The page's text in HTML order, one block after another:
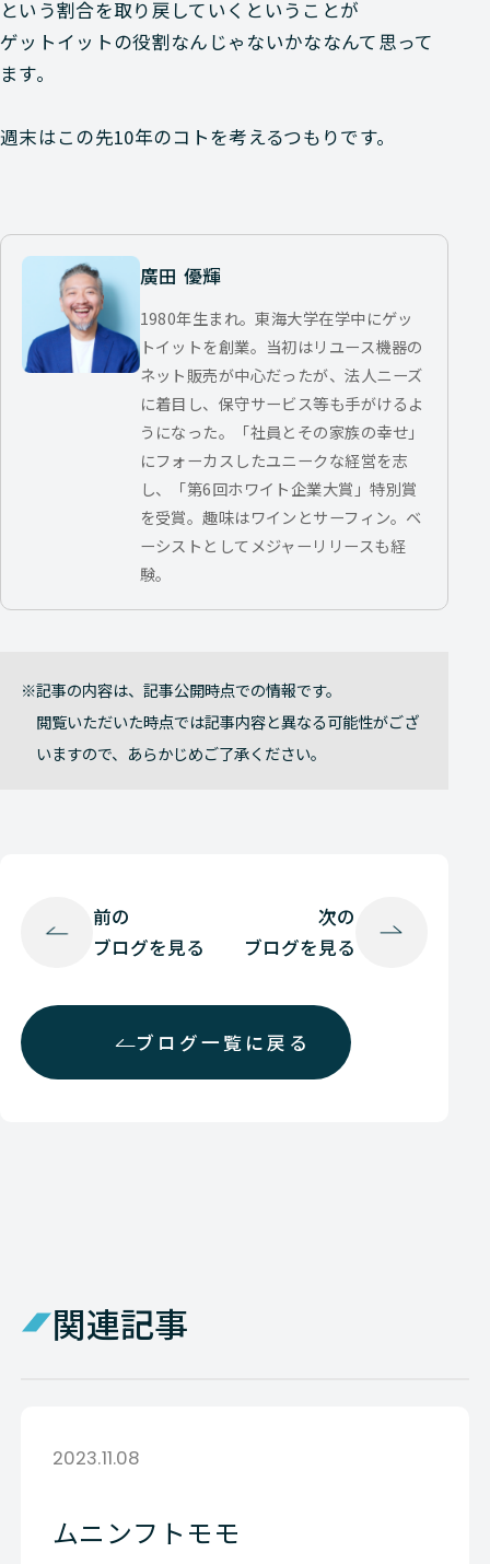
という割合を取り戻していくということが
ゲットイットの役割なんじゃないかななんて思って
ます。
週末はこの先10年のコトを考えるつもりです。
廣田 優輝
1980年生まれ。東海大学在学中にゲッ
トイットを創業。当初はリユース機器の
ネット販売が中心だったが、法人ニーズ
に着目し、保守サービス等も手がけるよ
うになった。「社員とその家族の幸せ」
にフォーカスしたユニークな経営を志
し、「第6回ホワイト企業大賞」特別賞
を受賞。趣味はワインとサーフィン。ベ
ーシストとしてメジャーリリースも経
験。
記事の内容は、記事公開時点での情報です。
閲覧いただいた時点では記事内容と異なる可能性がござ
いますので、あらかじめご了承ください。
前の
ブログを見る
ブログ一覧に戻る
次の
ブログを見る
関連記事
2023.11.08
ムニンフトモモ